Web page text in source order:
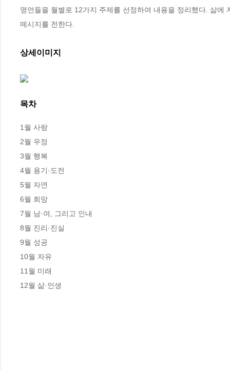
명언들을 월별로 12가지 주제를 선정하여 내용을 정리했다. 삶
메시지를 전한다.
상세이미지
목차
1월 사랑
2월 우정
3월 행복
4월 용기·도전
5월 자연
6월 희망
7월 남·여, 그리고 인내
8월 진리·진실
9월 성공
10월 자유
11월 미래
12월 삶·인생